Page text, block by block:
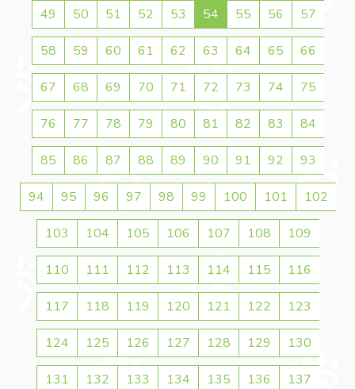
49 50 51 52 53 54 55 56 57
58 59 60 61 62 63 64 65 66
67 68 69 70 71 72 73 74 75
76 77 78 79 80 81 82 83 84
85 86 87 88 89 90 91 92 93
94 95 96 97 98 99 100 101 102
103 104 105 106 107 108 109
110 111 112 113 114 115 116
117 118 119 120 121 122 123
124 125 126 127 128 129 130
131 132 133 134 135 136 137